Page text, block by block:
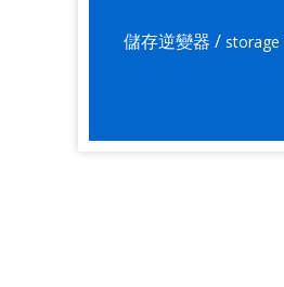
儲存逆變器 / storage